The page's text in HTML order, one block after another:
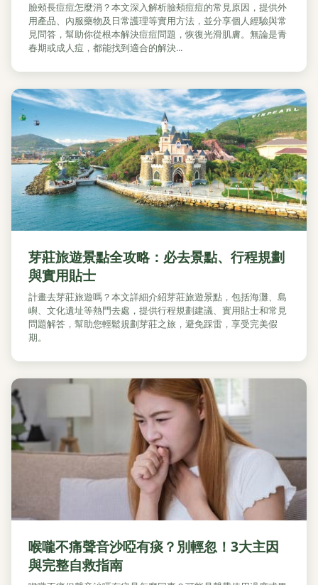
臉頰長痘痘怎麼消？本文深入解析臉頰痘痘的常見原因，提供外
用產品、內服藥物及日常護理等實用方法，並分享個人經驗與常
見問答，幫助你從根本解決痘痘問題，恢復光滑肌膚。無論是青
春期或成人痘，都能找到適合的解決...
芽莊旅遊景點全攻略：必去景點、行程規劃
與實用貼士
計畫去芽莊旅遊嗎？本文詳細介紹芽莊旅遊景點，包括海灘、島
嶼、文化遺址等熱門去處，提供行程規劃建議、實用貼士和常見
問題解答，幫助您輕鬆規劃芽莊之旅，避免踩雷，享受完美假
期。
喉嚨不痛聲音沙啞有痰？別輕忽！3大主因
與完整自救指南